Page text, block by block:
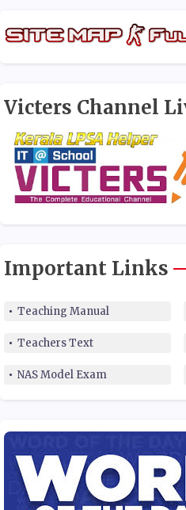
Victers Channel
Important Links
Teaching Manual
Teachers Text
NAS Model Exam